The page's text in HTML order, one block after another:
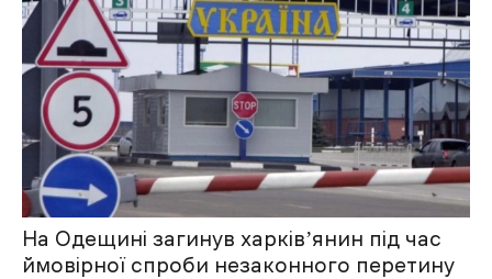
На Одещині загинув харківʼянин під час
ймовірної спроби незаконного перетину